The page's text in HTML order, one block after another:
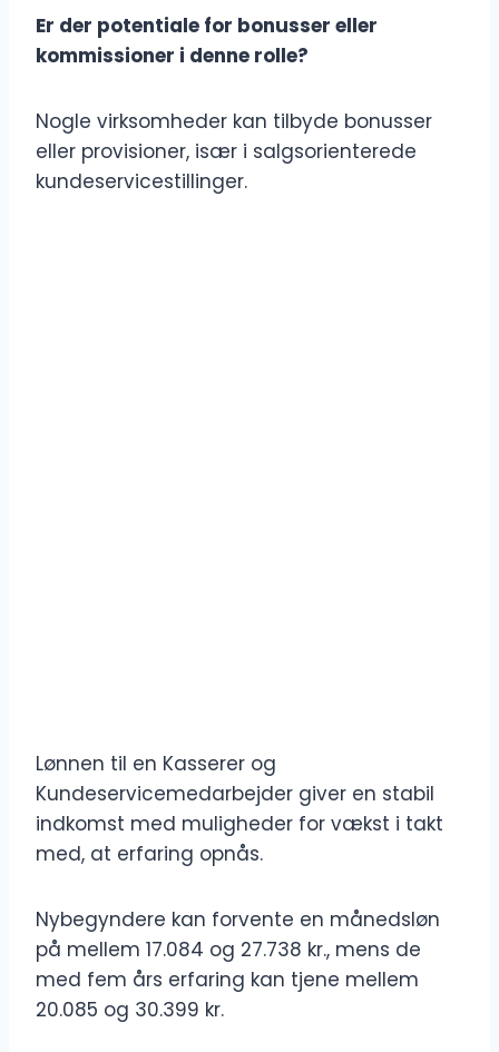
Er der potentiale for bonusser eller
kommissioner i denne rolle?
Nogle virksomheder kan tilbyde bonusser
eller provisioner, især i salgsorienterede
kundeservicestillinger.
Lønnen til en Kasserer og
Kundeservicemedarbejder giver en stabil
indkomst med muligheder for vækst i takt
med, at erfaring opnås.
Nybegyndere kan forvente en månedsløn
på mellem 17.084 og 27.738 kr., mens de
med fem års erfaring kan tjene mellem
20.085 og 30.399 kr.